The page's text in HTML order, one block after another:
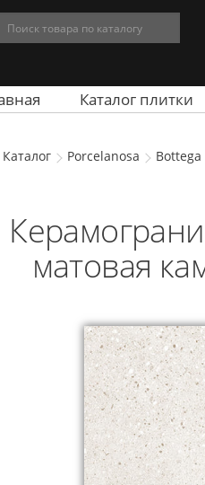
Каталог плитки
Каталог Porcelanosa Bottega
матовая